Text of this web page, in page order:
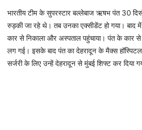
भारतीय टीम के सुपरस्टार बल्लेबाज ऋषभ पंत 30
रुड़की जा रहे थे। तब उनका एक्सीडेंट हो गया। बाद में
कार से निकाला और अस्पताल पहुंचाया। पंत के कार
लग गई। इसके बाद पंत का देहरादून के मैक्स
सर्जरी के लिए उन्हें देहरादून से मुंबई शिफ्ट कर दिया